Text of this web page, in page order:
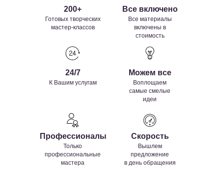
Готовых творческих
мастер-классов
200+
Все материалы
включены в
стоимость
Все включено
Вышлем
предложение
в день обращения
Скорость
К Вашим услугам
24/7
Воплощаем
самые смелые
идеи
Можем все
Только
профессиональные
мастера
Профессионалы